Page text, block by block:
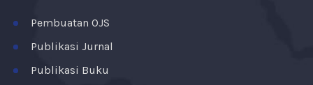
Pembuatan OJS
Publikasi Jurnal
Publikasi Buku